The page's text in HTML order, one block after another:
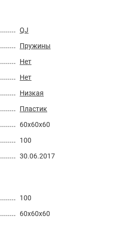
QJ
Пружины
Нет
Нет
Низкая
Пластик
60x60x60
100
30.06.2017
100
60x60x60